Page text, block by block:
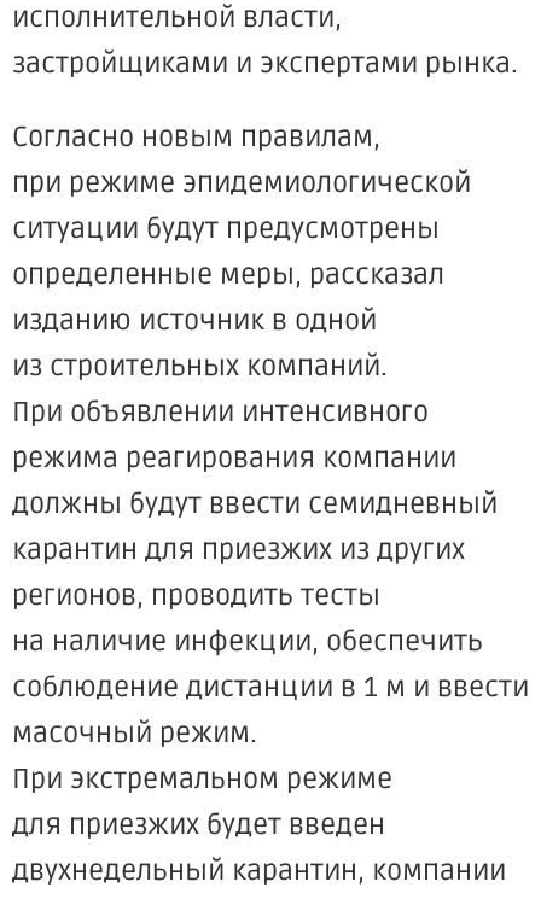
исполнительной власти,
застройщиками и экспертами рынка.
Согласно новым правилам,
при режиме эпидемиологической
ситуации будут предусмотрены
определенные меры, рассказал
изданию источник в одной
из строительных компаний.
При объявлении интенсивного
режима реагирования компании
должны будут ввести семидневный
карантин для приезжих из других
регионов, проводить тесты
на наличие инфекции, обеспечить
соблюдение дистанции в 1 м и ввести
масочный режим.
При экстремальном режиме
для приезжих будет введен
двухнедельный карантин, компании